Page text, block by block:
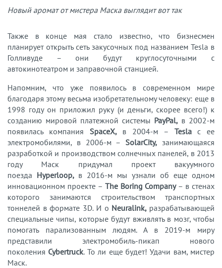
Новый аромат от мистера Маска выглядит вот так
Также в конце мая стало известно, что бизнесмен
планирует открыть сеть закусочных под названием Tesla в
Голливуде – они будут круглосуточными с
автокинотеатром и заправочной станцией.
Напомним, что уже появилось в современном мире
благодаря этому весьма изобретательному человеку: еще в
1998 году он приложил руку (и деньги, скорее всего!) к
созданию мировой платежной системы PayPal, в 2002-м
появилась компания SpaceX,в 2004-м – Teslaс ее
электромобилями, в 2006-м –SolarCity, занимающаяся
разработкой и производством солнечных панелей, в 2013
году Маск придумал проект вакуумного
поезда Hyperloop, в 2016-м мы узнали об еще одном
инновационном проекте – The Boring Company – в стенах
которого занимаются строительством транспортных
тоннелей в формате 3D. И о Neuralink, разрабатывающей
специальные чипы, которые будут вживлять в мозг, чтобы
помогать парализованным людям. А в 2019-м миру
представили электромобиль-пикап нового
поколения Cybertruck. То ли еще будет! Удачи вам, мистер
Маск.